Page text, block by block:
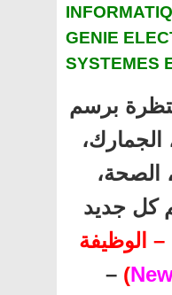
GENIE
SYSTEMES
برسم
الجمارك،
الصحة،
كل جديد
– الوظيفة
)
–